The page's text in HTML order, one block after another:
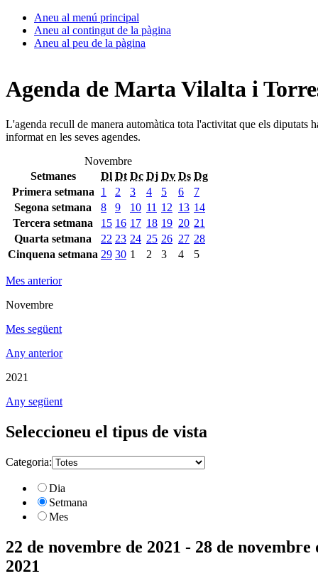
Aneu al menú principal
Aneu al contingut de la pàgina
Aneu al peu de la pàgina
Agenda de Marta Vilalta i
L'agenda recull de manera automàtica tota l'activitat que els diputats
informat en les seves agendes.
Novembre
Setmanes
Dl Dt Dc Dj Dv Ds Dg
Primera setmana
1 2 3 4 5 6
7
Segona setmana
8 9 10 11 12 13 14
Tercera setmana
15 16 17 18 19 20 21
Quarta setmana
22 23 24 25 26 27 28
Cinquena setmana 29 30 1 2 3 4 5
Mes anterior
Novembre
Mes següent
Any anterior
2021
Any següent
Seleccioneu el tipus de vista
Categoria:
Dia
Setmana
Mes
22 de novembre de 2021 - 28 de novembre
2021